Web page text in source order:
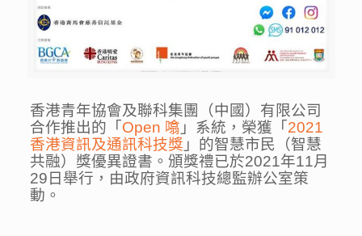
香港青年協會及聯科集團（中國）有限公司
合作推出的「 Open 噏 」系統，榮獲「 2021
香港資訊及通訊科技獎 」的智慧市民（智慧
共融）獎優異證書。頒獎禮已於2021年11月
29日舉行，由政府資訊科技總監辦公室策
動。